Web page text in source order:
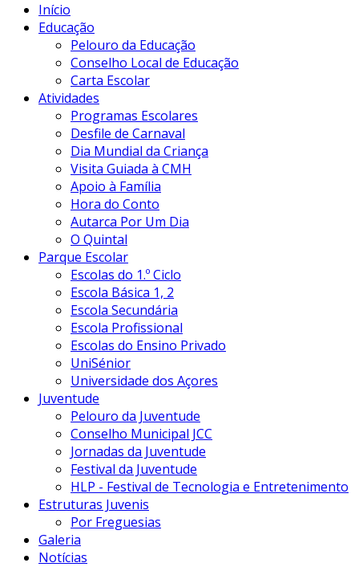
Início
Educação
Pelouro da Educação
Conselho Local de Educação
Carta Escolar
Atividades
Programas Escolares
Desfile de Carnaval
Dia Mundial da Criança
Visita Guiada à CMH
Apoio à Família
Hora do Conto
Autarca Por Um Dia
O Quintal
Parque Escolar
Escolas do 1.º Ciclo
Escola Básica 1, 2
Escola Secundária
Escola Profissional
Escolas do Ensino Privado
UniSénior
Universidade dos Açores
Juventude
Pelouro da Juventude
Conselho Municipal JCC
Jornadas da Juventude
Festival da Juventude
HLP - Festival de Tecnologia e Entretenimento
Estruturas Juvenis
Por Freguesias
Galeria
Notícias